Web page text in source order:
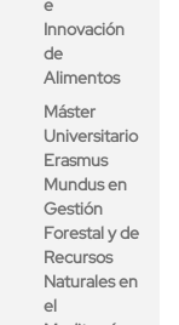
e
Innovación
de
Alimentos
Máster
Universitario
Erasmus
Mundus en
Gestión
Forestal y de
Recursos
Naturales en
el